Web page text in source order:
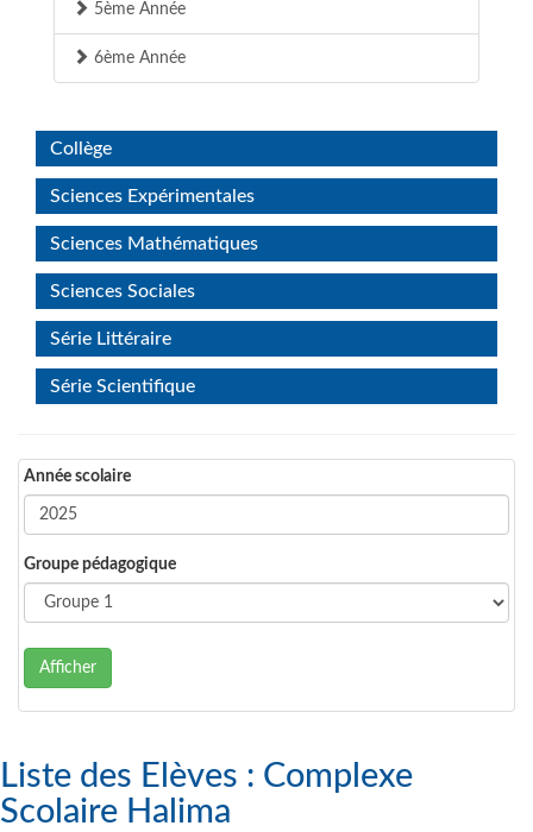
5ème Année
6ème Année
Collège
Sciences Expérimentales
Sciences Mathématiques
Sciences Sociales
Série Littéraire
Série Scientifique
Année scolaire
Groupe pédagogique
Afficher
Liste des Elèves : Complexe
Scolaire Halima